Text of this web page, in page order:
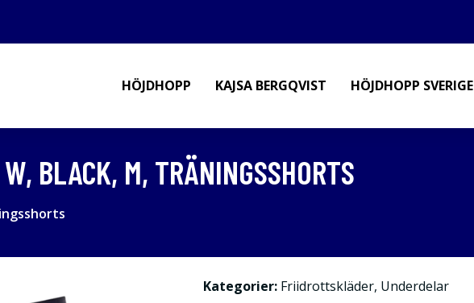
HÖJDHOPP KAJSA BERGQVIST HÖJDHOPP SVERIGE
BLACK, M, TRÄNINGSSHORTS
Kategorier: Friidrottskläder, Underdelar